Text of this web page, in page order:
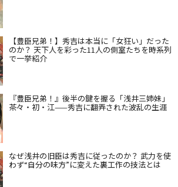
【豊臣兄弟！】秀吉は本当に「女狂い」だった
のか？ 天下人を彩った11人の側室たちを時系列
で一挙紹介
『豊臣兄弟！』後半の鍵を握る「浅井三姉妹」
茶々・初・江——秀吉に翻弄された波乱の生涯
なぜ浅井の旧臣は秀吉に従ったのか？ 武力を使
わず“自分の味方”に変えた裏工作の技法とは